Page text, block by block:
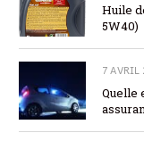
Huile
5W40)
7 AVRIL
Quelle